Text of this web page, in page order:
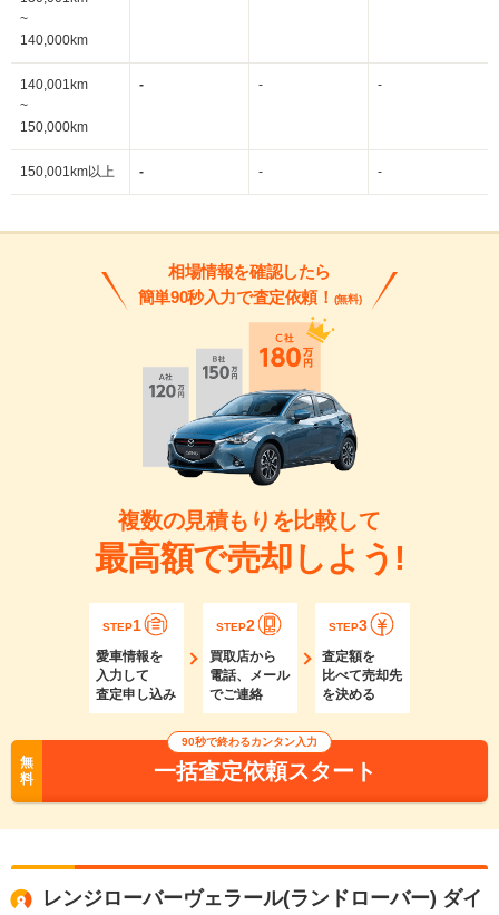
~
140,000km
140,001km
~
150,000km
- - -
150,001km以上 - - -
相場情報を確認したら
簡単90秒入力で査定依頼！ (無料)
複数の見積もりを比較して
最高額で売却しよう!
STEP1
愛車情報を
入力して
査定申し込み
STEP2
買取店から
電話、メール
でご連絡
STEP3
査定額を
比べて売却先
を決める
無
料
90秒で終わるカンタン入力
一括査定依頼スタート
レンジローバーヴェラール(ランドローバー) ダイ